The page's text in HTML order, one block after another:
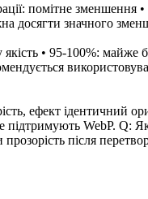
помітне
досягти значного
• 95-100%:
ефект ідентичний
підтримують WebP.
після